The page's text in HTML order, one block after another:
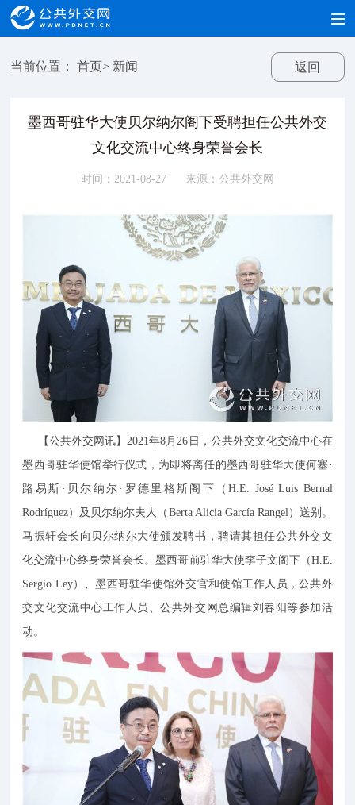
当前位置：首页> 新闻 返回
墨西哥驻华大使贝尔纳尔阁下受聘担任公共外交
文化交流中心终身荣誉会长
时间：2021-08-27 来源：公共外交网
【公共外交网讯】2021年8月26日，公共外交文化交流中心在
墨西哥驻华使馆举行仪式，为即将离任的墨西哥驻华大使何塞·
路易斯·贝尔纳尔·罗德里格斯阁下（H.E. José Luis Bernal
Rodríguez）及贝尔纳尔夫人（Berta Alicia García Rangel）送别。
马振轩会长向贝尔纳尔大使颁发聘书，聘请其担任公共外交文
化交流中心终身荣誉会长。墨西哥前驻华大使李子文阁下（H.E.
Sergio Ley）、墨西哥驻华使馆外交官和使馆工作人员，公共外
交文化交流中心工作人员、公共外交网总编辑刘春阳等参加活
动。